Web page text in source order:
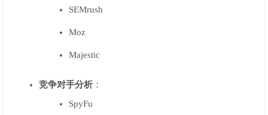
SEMrush
Moz
Majestic
竞争对手分析 ：
SpyFu